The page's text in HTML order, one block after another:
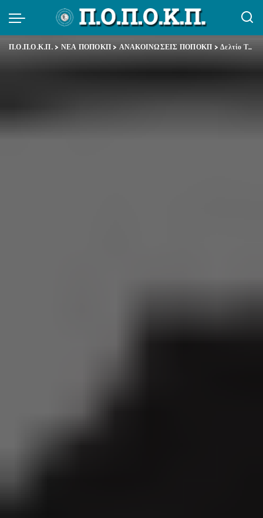
Π.Ο.Π.Ο.Κ.Π.> ΝΕΑ ΠΟΠΟΚΠ > ΑΝΑΚΟΙΝΩΣΕΙΣ ΠΟΠΟΚΠ >Δελτίο Τύπου ΑΔΕΔΥ – Πανελλαδική μέρα δράσης ενάντια στις διαθεσιμότητες – απολύσεις Τρίτη 22.7